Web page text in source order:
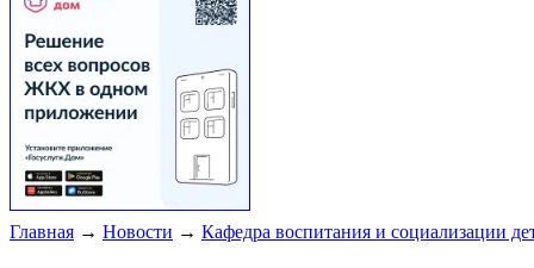
Главная → Новости → Кафедра воспитания и социализации